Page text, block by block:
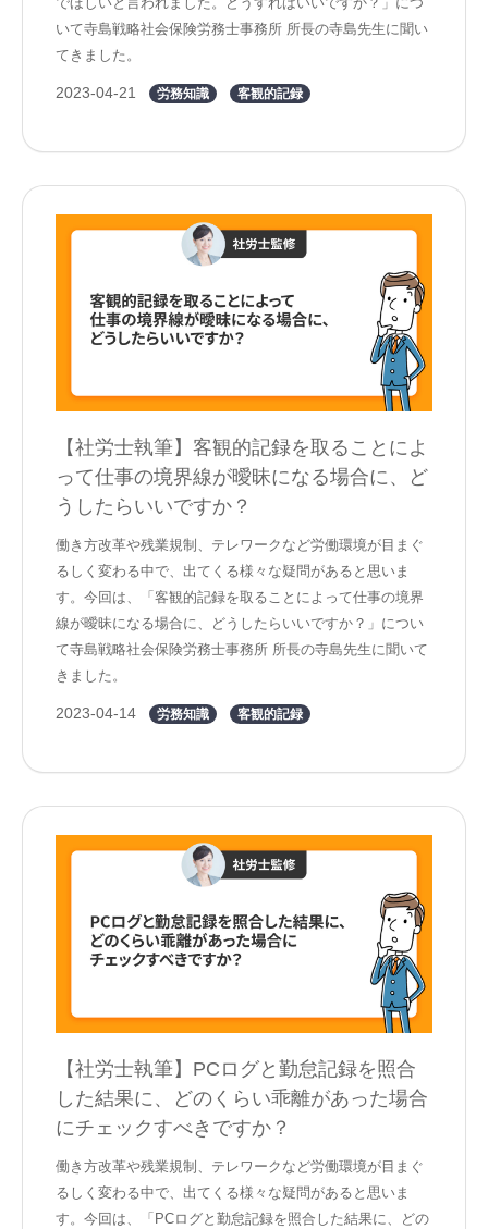
いて寺島戦略社会保険労務士事務所 所長の寺島先生に聞い
てきました。
2023-04-21 労務知識 客観的記録
【社労士執筆】客観的記録を取ることによ
って仕事の境界線が曖昧になる場合に、ど
うしたらいいですか？
働き方改革や残業規制、テレワークなど労働環境が目まぐ
るしく変わる中で、出てくる様々な疑問があると思いま
す。今回は、「客観的記録を取ることによって仕事の境界
線が曖昧になる場合に、どうしたらいいですか？」につい
て寺島戦略社会保険労務士事務所 所長の寺島先生に聞いて
きました。
2023-04-14 労務知識 客観的記録
【社労士執筆】PCログと勤怠記録を照合
した結果に、どのくらい乖離があった場合
にチェックすべきですか？
働き方改革や残業規制、テレワークなど労働環境が目まぐ
るしく変わる中で、出てくる様々な疑問があると思いま
す。今回は、「PCログと勤怠記録を照合した結果に、どの